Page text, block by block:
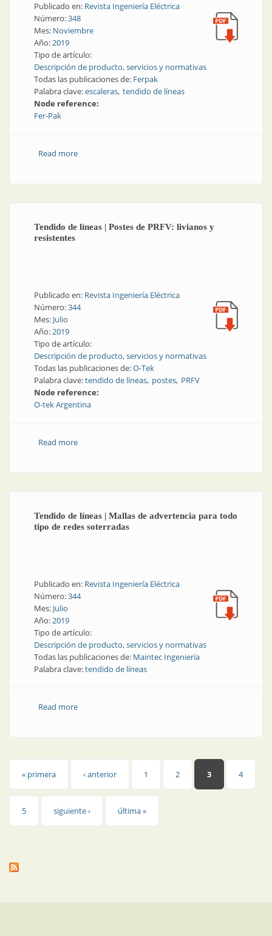
Publicado en: Revista Ingeniería Eléctrica
Número:348
Mes: Noviembre
Año:2019
Tipo de artículo:
Descripción de producto, servicios y normativas
Todas las publicaciones de: Ferpak
Palabra clave:escaleras tendido de líneas
Node reference:
Fer-Pak
Read moreabout Tendido de líneas | Escaleras y estructuras
Tendido de líneas | Postes de PRFV: livianos y
resistentes
Publicado en: Revista Ingeniería Eléctrica
Número:344
Mes: Julio
Año:2019
Tipo de artículo:
Descripción de producto, servicios y normativas
Todas las publicaciones de:O-Tek
Palabra clave:tendido de líneas postes PRFV
Node reference:
O-tek Argentina
Read moreabout Tendido de líneas | Postes de PRFV: livianos y
Tendido de líneas | Mallas de advertencia para todo
tipo de redes soterradas
Publicado en: Revista Ingeniería Eléctrica
Número:344
Mes: Julio
Año:2019
Tipo de artículo:
Descripción de producto, servicios y normativas
Todas las publicaciones de: Maintec Ingeniería
Palabra clave:tendido de líneas
Read moreabout Tendido de líneas | Mallas de advertencia para
Páginas
« primera ‹ anterior 1 2 3 4
5 siguiente › última »